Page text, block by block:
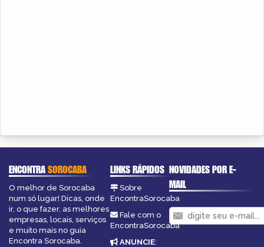
ENCONTRASOROCABA
O melhor de Sorocaba
num só lugar! Dicas, onde
ir, o que fazer, as melhores
empresas, locais, serviços
e muito mais no guia
Encontra Sorocaba.
LINKS RÁPIDOS
Sobre
EncontraSorocaba
Fale com o
EncontraSorocaba
ANUNCIE:
NOVIDADES POR E-
MAIL